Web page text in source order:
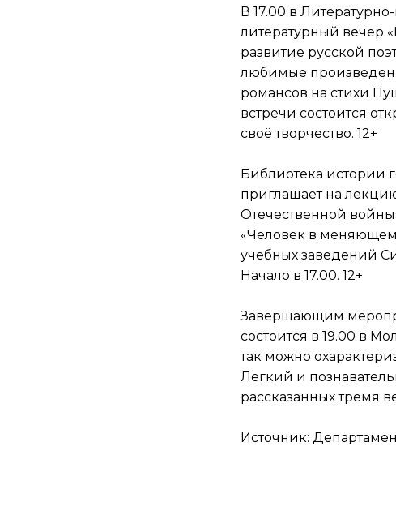
В 17.00 в
литературный вечер
развитие русской
любимые
романсов на стихи
встречи состоится
своё творчество. 12+
Библиотека истории
приглашает на
Отечественной
«Человек в
учебных заведений
Начало в 17.00. 12+
Завершающим
состоится в 19.00 в
так можно
Легкий и
рассказанных тремя
Источник: